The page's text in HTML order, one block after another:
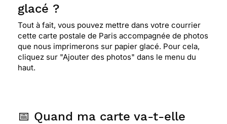
glacé ?
Tout à fait, vous pouvez mettre dans votre courrier
cette carte postale de Paris accompagnée de photos
que nous imprimerons sur papier glacé. Pour cela,
cliquez sur "Ajouter des photos" dans le menu du
haut.
📅 Quand ma carte va-t-elle